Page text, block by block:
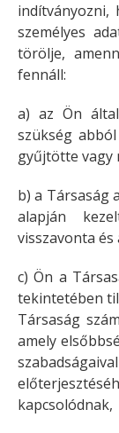
indítványozni,
személyes
törölje,
fennáll:
a) az Ön
szükség
gyűjtötte vagy
b) a Társaság
alapján
visszavonta és
c) Ön a
tekintetében
Társaság
amely
kapcsolódnak,